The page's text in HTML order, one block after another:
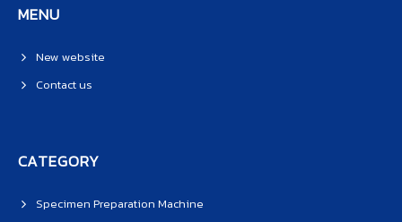
MENU
New website
Contact us
CATEGORY
Specimen Preparation Machine